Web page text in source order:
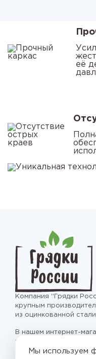
Мы используем
её
Компания “Грядки
крупным
из оцинкованной стали.
В нашем интернет-
можете купить
цветные грядки,